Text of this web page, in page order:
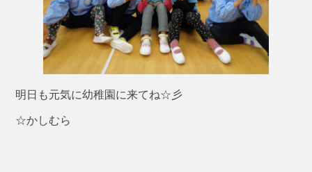
明日も元気に幼稚園に来てね☆彡
☆かしむら